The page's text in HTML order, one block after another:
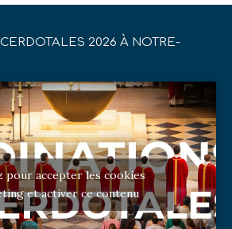
2026 À NOTRE-
pour accepter les cookies
et activer ce contenu